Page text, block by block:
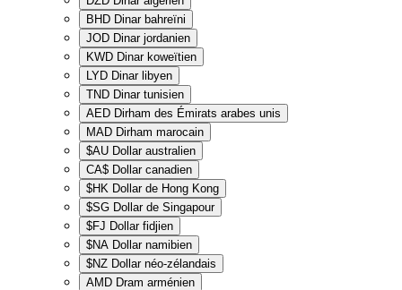
BHD Dinar bahreïni
JOD Dinar jordanien
KWD Dinar koweïtien
LYD Dinar libyen
TND Dinar tunisien
AED Dirham des Émirats arabes unis
MAD Dirham marocain
$AU Dollar australien
CA$ Dollar canadien
$HK Dollar de Hong Kong
$SG Dollar de Singapour
$FJ Dollar fidjien
$NA Dollar namibien
$NZ Dollar néo-zélandais
AMD Dram arménien